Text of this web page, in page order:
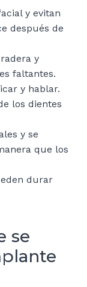
y evitan
después de
y
faltantes.
y hablar.
los dientes
y se
que los
durar
se